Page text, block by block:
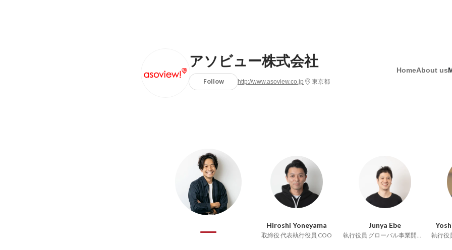
アソビュー株式会社
Follow http://www.asoview.co.jp 東京都
HomeAbout us
Hiroshi Yoneyama
取締役 代表執行役員 COO
Junya Ebe
執行役員 グローバル事業開発室